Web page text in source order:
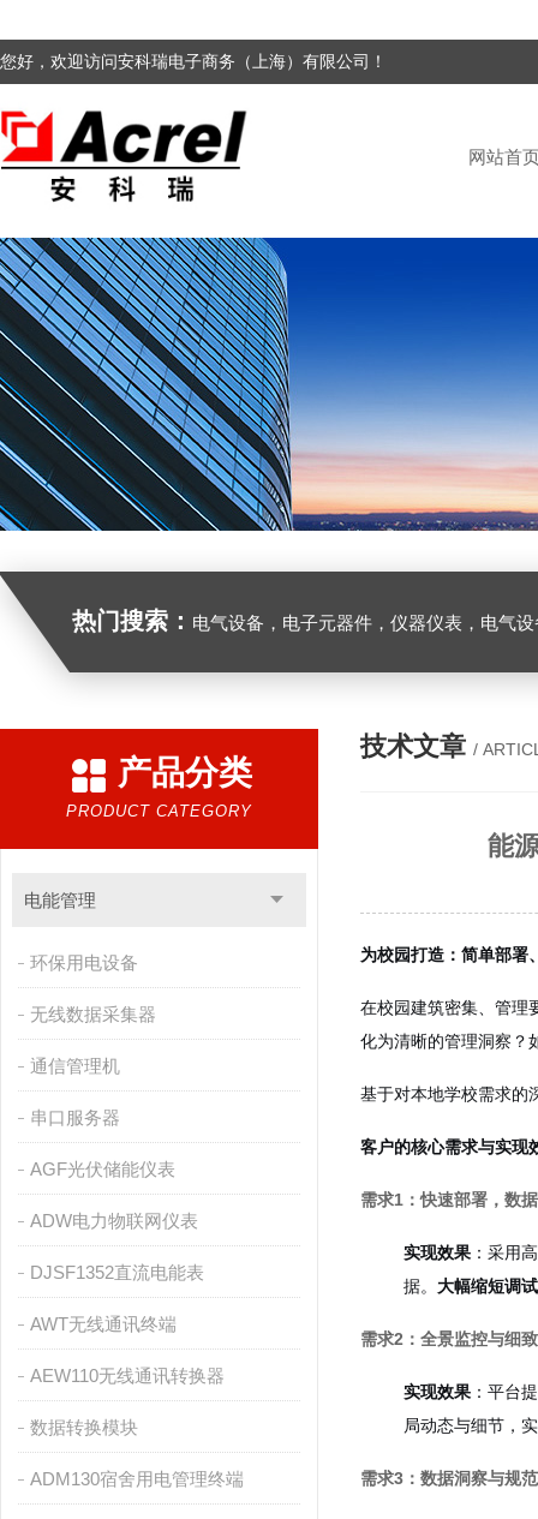
您好，欢迎访问安科瑞电子商务（上海）有限公司！
网站首
热门搜索： 电气设备，电子元器件，仪器仪表，电气
产品分类
PRODUCT CATEGORY
电能管理
环保用电设备
无线数据采集器
通信管理机
串口服务器
AGF光伏储能仪表
ADW电力物联网仪表
DJSF1352直流电能表
AWT无线通讯终端
AEW110无线通讯转换器
数据转换模块
ADM130宿舍用电管理终端
技术文章 /
能
为校园打造：简单部署
在校园建筑密集、管理
化为清晰的管理洞察？
基于对本地学校需求的
客户的核心需求与实现
需求1：快速部署，数
实现效果 ：采用
据。 大幅缩短调
需求2：全景监控与细
实现效果 ：平台
局动态与细节，
需求3：数据洞察与规